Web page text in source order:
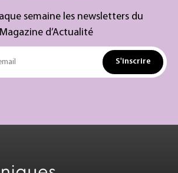
semaine les newsletters du
Magazine d’Actualité
S'inscrire